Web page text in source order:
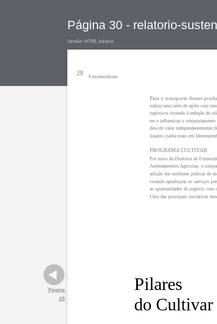
Página 30 - relatorio-
Versão HTML básica
Página
29
28 Forcenecedores
Para o transporte desses
realiza uma série de ações com
logísticos visando à redução do
tes e influenciar o comportamento
deia de valor independentemente
lizados (saiba mais em
PROGRAMA CULTIVAR
Por meio da Diretoria de
Arrendamentos Agrícolas, a
adoção das melhores práticas de
visando aperfeiçoar os serviços
as oportunidades de negócio com
Uma das principais iniciativas
Pilares
do Cultivar